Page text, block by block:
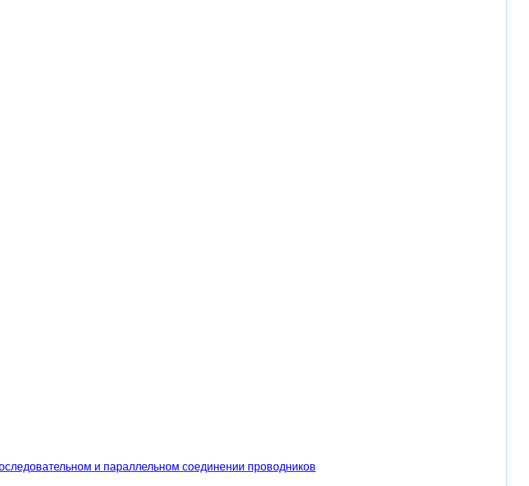
и параллельном соединении проводников